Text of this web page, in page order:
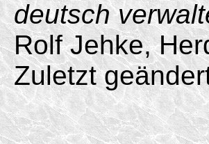
deutsch
Rolf Jehke,
Zuletzt